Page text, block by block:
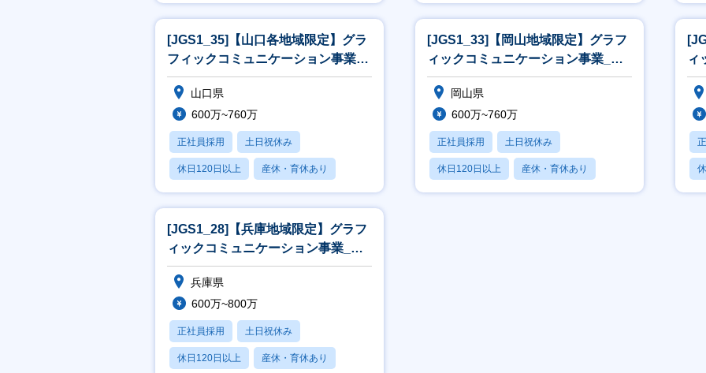
月残業20時間以内 月残業20時間以内
[JGS1_35]【山口各地域限定】グラ
フィックコミュニケーション事業_
営業[WEB面接可]
山口県
600万~760万
正社員採用 土日祝休み
休日120日以上 産休・育休あり
月残業20時間以内
[JGS1_33]【岡山地域限定】グラフ
ィックコミュニケーション事業_営
業[WEB面接可]
岡山県
600万~760万
正社員採用 土日祝休み
休日120日以上 産休・育休あり
月残業20時間以内
ィ
業
[JGS1_28]【兵庫地域限定】グラフ
ィックコミュニケーション事業_営
業[WEB面接可]
兵庫県
600万~800万
正社員採用 土日祝休み
休日120日以上 産休・育休あり